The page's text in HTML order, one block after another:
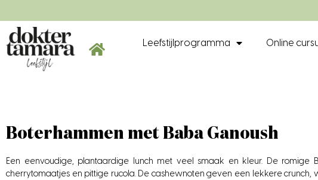
Leefstijlprogramma Online
Boterhammen met Baba Ganoush
Een eenvoudige, plantaardige lunch met veel smaak en kleur. De romige
cherrytomaatjes en pittige rucola. De cashewnoten geven een lekkere crunch,